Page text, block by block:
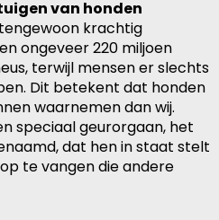
van honden
krachtig
ongeveer 220 miljoen
terwijl mensen er slechts
Dit betekent dat honden
waarnemen dan wij.
speciaal geurorgaan, het
dat hen in staat stelt
te vangen die andere